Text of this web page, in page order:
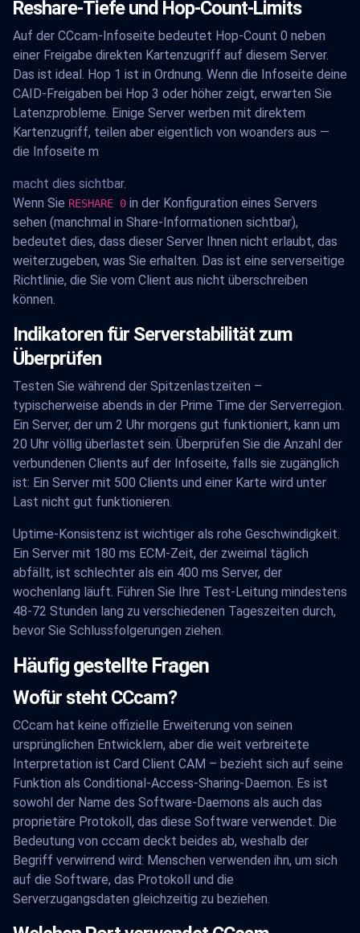
Reshare-Tiefe und Hop-Count-Limits
Auf der CCcam-Infoseite bedeutet Hop-Count 0 neben
einer Freigabe direkten Kartenzugriff auf diesem Server.
Das ist ideal. Hop 1 ist in Ordnung. Wenn die Infoseite deine
CAID-Freigaben bei Hop 3 oder höher zeigt, erwarten Sie
Latenzprobleme. Einige Server werben mit direktem
Kartenzugriff, teilen aber eigentlich von woanders aus —
die Infoseite m
macht dies sichtbar.
Wenn Sie RESHARE 0 in der Konfiguration eines Servers
sehen (manchmal in Share-Informationen sichtbar),
bedeutet dies, dass dieser Server Ihnen nicht erlaubt, das
weiterzugeben, was Sie erhalten. Das ist eine serverseitige
Richtlinie, die Sie vom Client aus nicht überschreiben
können.
Indikatoren für Serverstabilität zum
Überprüfen
Testen Sie während der Spitzenlastzeiten –
typischerweise abends in der Prime Time der Serverregion.
Ein Server, der um 2 Uhr morgens gut funktioniert, kann um
20 Uhr völlig überlastet sein. Überprüfen Sie die Anzahl der
verbundenen Clients auf der Infoseite, falls sie zugänglich
ist: Ein Server mit 500 Clients und einer Karte wird unter
Last nicht gut funktionieren.
Uptime-Konsistenz ist wichtiger als rohe Geschwindigkeit.
Ein Server mit 180 ms ECM-Zeit, der zweimal täglich
abfällt, ist schlechter als ein 400 ms Server, der
wochenlang läuft. Führen Sie Ihre Test-Leitung mindestens
48-72 Stunden lang zu verschiedenen Tageszeiten durch,
bevor Sie Schlussfolgerungen ziehen.
Häufig gestellte Fragen
Wofür steht CCcam?
CCcam hat keine offizielle Erweiterung von seinen
ursprünglichen Entwicklern, aber die weit verbreitete
Interpretation ist Card Client CAM – bezieht sich auf seine
Funktion als Conditional-Access-Sharing-Daemon. Es ist
sowohl der Name des Software-Daemons als auch das
proprietäre Protokoll, das diese Software verwendet. Die
Bedeutung von cccam deckt beides ab, weshalb der
Begriff verwirrend wird: Menschen verwenden ihn, um sich
auf die Software, das Protokoll und die
Serverzugangsdaten gleichzeitig zu beziehen.